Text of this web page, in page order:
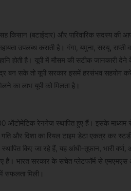
किसान (बटाईदार) और पारिवारिक सदस्य की
उपलब्ध कराती है। गंगा, यमुना, सरयू,
है। यूपी में मौसम की सटीक जानकारी देने के
बन सके तो यूपी सरकार इसमें हरसंभव सहयोग
का लाभ यूपी को मिलता है।
रेनगेज स्थापित हुए हैं। इसके माध्यम से
गति और दिशा का रियल टाइम डेटा एकत्र कर
किए जा रहे हैं, यह आंधी-तूफान, भारी वर्षा,
भारत सरकार के सचेत प्लेटफॉर्म से एमएमएस
मिली।